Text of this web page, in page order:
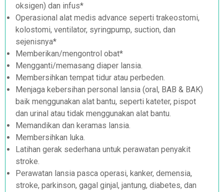
oksigen) dan infus*
Operasional alat medis advance seperti trakeostomi,
kolostomi, ventilator, syringpump, suction, dan
sejenisnya*
Memberikan/mengontrol obat*
Mengganti/memasang diaper lansia.
Membersihkan tempat tidur atau perbeden.
Menjaga kebersihan personal lansia (oral, BAB & BAK)
baik menggunakan alat bantu, seperti kateter, pispot
dan urinal atau tidak menggunakan alat bantu.
Memandikan dan keramas lansia.
Membersihkan luka.
Latihan gerak sederhana untuk perawatan penyakit
stroke.
Perawatan lansia pasca operasi, kanker, demensia,
stroke, parkinson, gagal ginjal, jantung, diabetes, dan